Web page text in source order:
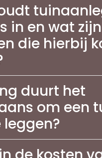
in en wat
die hierbij
duurt het
om een